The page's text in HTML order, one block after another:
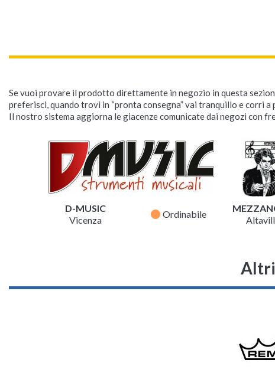
Se vuoi provare il prodotto direttamente in negozio in questa
preferisci, quando trovi in “pronta consegna” vai tranquillo e corri a
Il nostro sistema aggiorna le giacenze comunicate dai negozi con
D-MUSIC
Vicenza
fiber_manual_record Ordinabile